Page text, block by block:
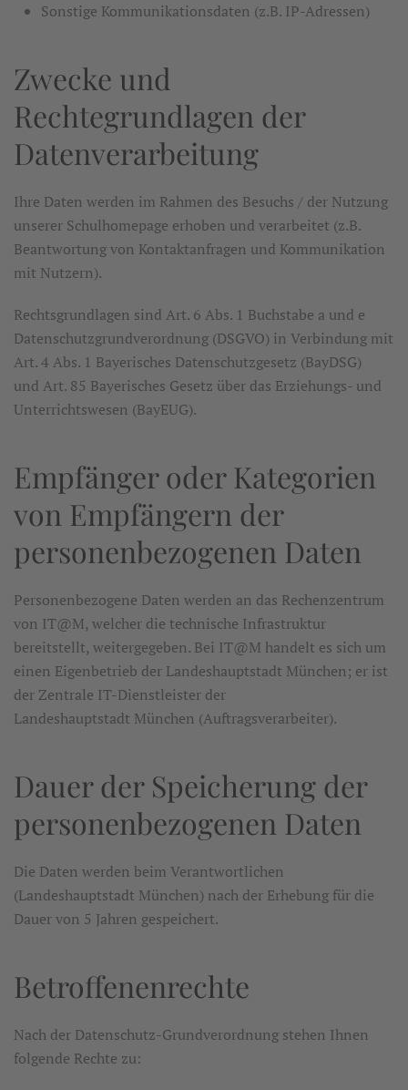
Sonstige Kommunikationsdaten (z.B. IP-Adressen)
Zwecke und
Rechtegrundlagen der
Datenverarbeitung
Ihre Daten werden im Rahmen des Besuchs / der Nutzung
unserer Schulhomepage erhoben und verarbeitet (z.B.
Beantwortung von Kontaktanfragen und Kommunikation
mit Nutzern).
Rechtsgrundlagen sind Art. 6 Abs. 1 Buchstabe a und e
Datenschutzgrundverordnung (DSGVO) in Verbindung mit
Art. 4 Abs. 1 Bayerisches Datenschutzgesetz (BayDSG)
und Art. 85 Bayerisches Gesetz über das Erziehungs- und
Unterrichtswesen (BayEUG).
Empfänger oder Kategorien
von Empfängern der
personenbezogenen Daten
Personenbezogene Daten werden an das Rechenzentrum
von IT@M, welcher die technische Infrastruktur
bereitstellt, weitergegeben. Bei IT@M handelt es sich um
einen Eigenbetrieb der Landeshauptstadt München; er ist
der Zentrale IT-Dienstleister der
Landeshauptstadt München (Auftragsverarbeiter).
Dauer der Speicherung der
personenbezogenen Daten
Die Daten werden beim Verantwortlichen
(Landeshauptstadt München) nach der Erhebung für die
Dauer von 5 Jahren gespeichert.
Betroffenenrechte
Nach der Datenschutz-Grundverordnung stehen Ihnen
folgende Rechte zu: